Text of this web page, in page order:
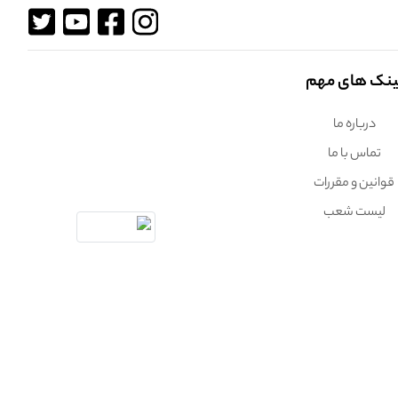
های مهم
درباره ما
تماس با ما
قوانین و مقررات
لیست شعب